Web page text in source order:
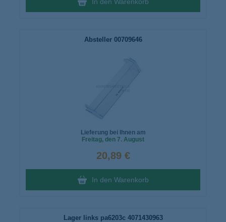
Absteller 00709646
Lieferung bei Ihnen am
Freitag, den 7. August
20,89 €
In den Warenkorb
Lager links pa6203c 4071430963